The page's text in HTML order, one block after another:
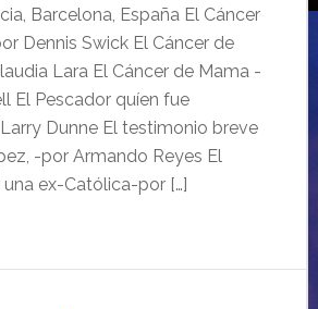
Barcelona, España El Cáncer
Dennis Swick El Cáncer de
Lara El Cáncer de Mama -
El Pescador quíen fue
Dunne El testimonio breve
-por Armando Reyes El
ex-Católica-por […]